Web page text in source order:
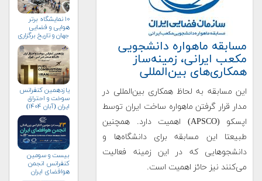
مسابقه ماهواره دانشجویی
مکعب ایرانی، زمینه‌ساز
همکاری‌های بین‌المللی
این مسابقه به لحاظ همکاری بین‌المللی در
مدار قرار گرفتن ماهواره ساخت ایران توسط
اپسکو (APSCO) اهمیت دارد. همچنین
طبیعتا این مسابقه برای دانشگاه‌ها و
دانشجوهایی که در این زمینه فعالیت
می‌کنند نیز حائز اهمیت است.
۱۰ نمایشگاه برتر
هوایی و فضایی
جهان و تاریخ برگزاری
آن‌ها
یازدهمین کنفرانس
سوخت و احتراق
ایران (آبان‌ ۱۴۰۴)
بیست و سومین
کنفرانس انجمن
هوافضای ايران